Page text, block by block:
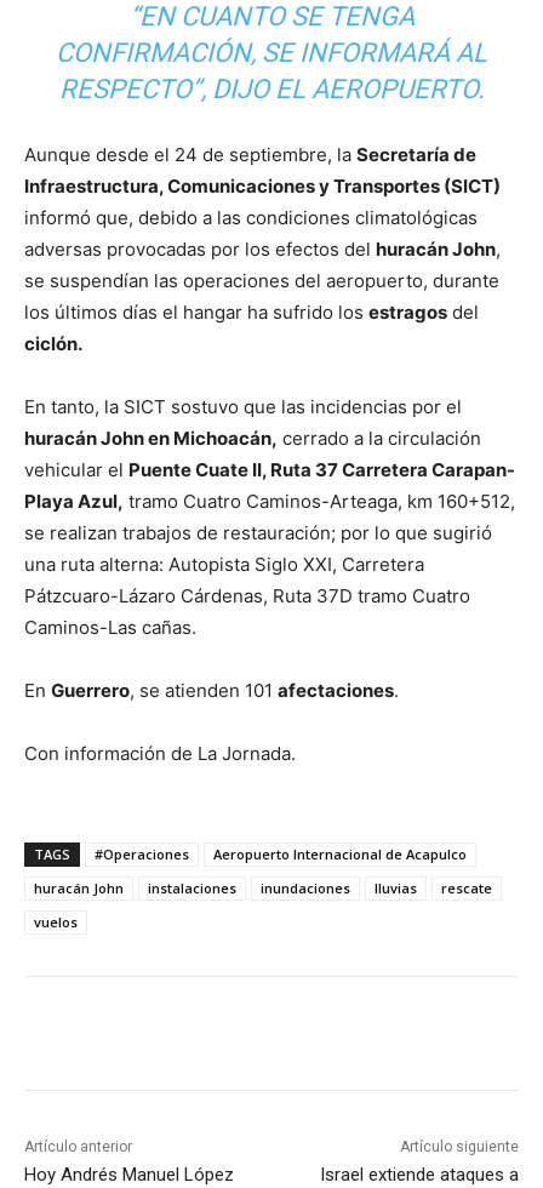
“EN CUANTO SE TENGA
CONFIRMACIÓN, SE INFORMARÁ AL
RESPECTO”, DIJO EL AEROPUERTO.
Aunque desde el 24 de septiembre, la Secretaría de
Infraestructura, Comunicaciones y Transportes (SICT)
informó que, debido a las condiciones climatológicas
adversas provocadas por los efectos del huracán John,
se suspendían las operaciones del aeropuerto, durante
los últimos días el hangar ha sufrido los estragos del
ciclón.
En tanto, la SICT sostuvo que las incidencias por el
huracán John en Michoacán, cerrado a la circulación
vehicular el Puente Cuate II, Ruta 37 Carretera Carapan-
Playa Azul, tramo Cuatro Caminos-Arteaga, km 160+512,
se realizan trabajos de restauración; por lo que sugirió
una ruta alterna: Autopista Siglo XXI, Carretera
Pátzcuaro-Lázaro Cárdenas, Ruta 37D tramo Cuatro
Caminos-Las cañas.
En Guerrero, se atienden 101 afectaciones.
Con información de La Jornada.
TAGS #Operaciones
Aeropuerto Internacional de Acapulco
huracán John
instalaciones inundaciones lluvias
rescate
vuelos
Artículo anterior
Hoy Andrés Manuel López
Artículo siguiente
Israel extiende ataques a